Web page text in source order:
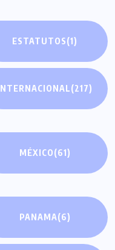
ESTATUTOS(1)
(217)
MÉXICO(61)
PANAMA(6)